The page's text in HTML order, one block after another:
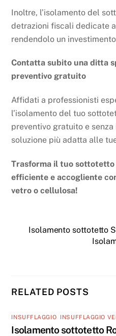
Inoltre, l’isolamento del
detrazioni fiscali dedicate
rendendolo un
Contatta subito una ditta
preventivo gratuito
Affidati a professionisti
l’isolamento del tuo
preventivo gratuito e
soluzione più adatta alle
Trasforma il tuo
efficiente e accogliente
vetro o cellulosa!
Isolamento sottotetto
RELATED POSTS
INSUFFLAGGIO INSUFFLAGGIO
Isolamento sottotetto